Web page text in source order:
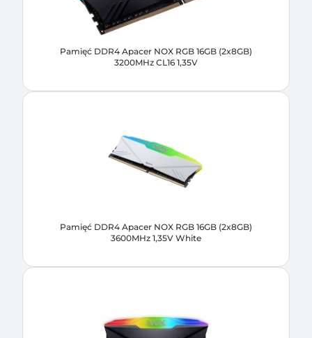
Pamięć DDR4 Apacer NOX RGB 16GB (2x8GB)
3200MHz CL16 1,35V
Pamięć DDR4 Apacer NOX RGB 16GB (2x8GB)
3600MHz 1,35V White